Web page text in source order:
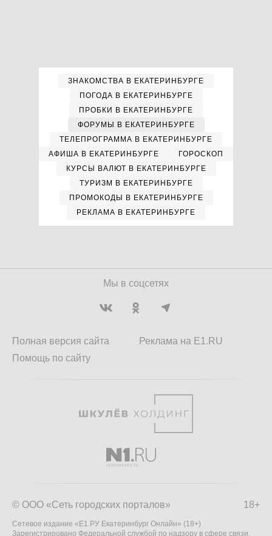
ЗНАКОМСТВА В ЕКАТЕРИНБУРГЕ
ПОГОДА В ЕКАТЕРИНБУРГЕ
ПРОБКИ В ЕКАТЕРИНБУРГЕ
ФОРУМЫ В ЕКАТЕРИНБУРГЕ
ТЕЛЕПРОГРАММА В ЕКАТЕРИНБУРГЕ
АФИША В ЕКАТЕРИНБУРГЕ
ГОРОСКОП
КУРСЫ ВАЛЮТ В ЕКАТЕРИНБУРГЕ
ТУРИЗМ В ЕКАТЕРИНБУРГЕ
ПРОМОКОДЫ В ЕКАТЕРИНБУРГЕ
РЕКЛАМА В ЕКАТЕРИНБУРГЕ
Мы в соцсетях
Полная версия сайта
Помощь по сайту
Реклама на E1.RU
18+
© ООО «Сеть городских порталов»
Сетевое издание «Е1.РУ Екатеринбург Онлайн» (18+)
Зарегистрировано Федеральной службой по надзору в сфере связи,